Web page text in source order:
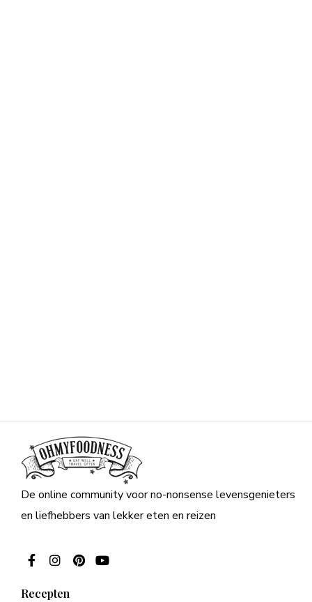
De online community voor no-nonsense levensgenieters
en liefhebbers van lekker eten en reizen
Recepten